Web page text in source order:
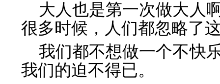
大人也是第一次做大人
很多时候，人们都忽略了
我们都不想做一个不快
我们的迫不得已。